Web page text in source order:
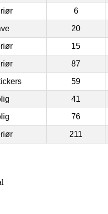
6
20
15
87
59
41
76
211